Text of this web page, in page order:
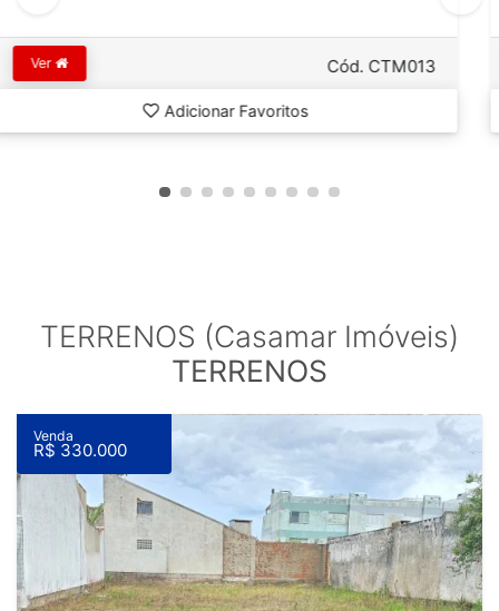
Ver Cód. ZS025
Adicionar Favoritos
TERRENOS (Casamar Imóveis)
TERRENOS
Venda
R$ 330.000